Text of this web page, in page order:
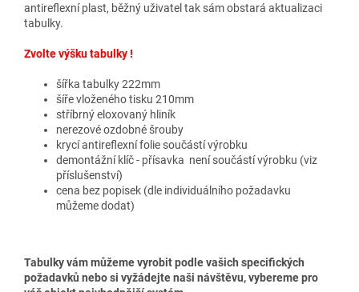
antireflexní plast, běžný uživatel tak sám obstará aktualizaci
tabulky.
Zvolte výšku tabulky !
šířka tabulky 222mm
šíře vloženého tisku 210mm
stříbrný eloxovaný hliník
nerezové ozdobné šrouby
krycí antireflexní folie součástí výrobku
demontážní klíč - přísavka není součástí výrobku (viz
příslušenství)
cena bez popisek (dle individuálního požadavku
můžeme dodat)
Tabulky vám můžeme vyrobit podle vašich specifických
požadavků nebo si vyžádejte naši návštěvu, vybereme pro